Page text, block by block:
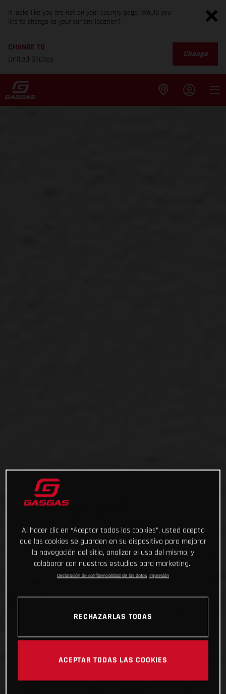
It looks like you are not on your country page. Would you
like to change to your current location?
CHANGE TO
United States
Change
Al hacer clic en “Aceptar todas las cookies”, usted acepta
que las cookies se guarden en su dispositivo para mejorar
la navegación del sitio, analizar el uso del mismo, y
colaborar con nuestros estudios para marketing.
Declaración de confidencialidad de los datos Impresión
RECHAZARLAS TODAS
ACEPTAR TODAS LAS COOKIES